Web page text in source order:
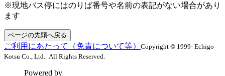
※現地バス停にはのりば番号や名前の表記がない場合があり
ます
ページの先頭へ戻る
ご利用にあたって（免責について等） Copyright © 1999- Echigo
Kotsu Co., Ltd. All Rights Reserved.
Powered by